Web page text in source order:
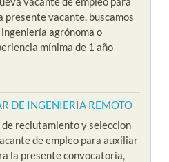
presente vacante, buscamos
agrónoma o
mínima de 1 año
DE INGENIERIA REMOTO
reclutamiento y seleccion
de empleo para auxiliar
la presente convocatoria,